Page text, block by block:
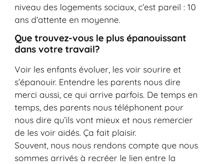
niveau des logements sociaux, c’est pareil : 10
ans d’attente en moyenne.
Que trouvez-vous le plus épanouissant
dans votre travail?
Voir les enfants évoluer, les voir sourire et
s’épanouir. Entendre les parents nous dire
merci aussi, ce qui arrive parfois. De temps en
temps, des parents nous téléphonent pour
nous dire qu’ils vont mieux et nous remercier
de les voir aidés. Ça fait plaisir.
Souvent, nous nous rendons compte que nous
sommes arrivés à recréer le lien entre la